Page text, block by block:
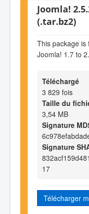
Joomla!
(.tar.bz2)
This package is
Joomla! 1.7 to
Téléchargé
3 829 fois
Taille du
3,54 MB
Signature
Signature
17
Télécharger